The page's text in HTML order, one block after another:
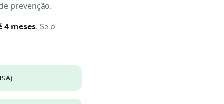
prevenção.
meses. Se o